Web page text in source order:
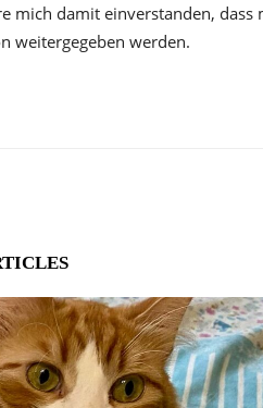
mich damit einverstanden, dass
weitergegeben werden.